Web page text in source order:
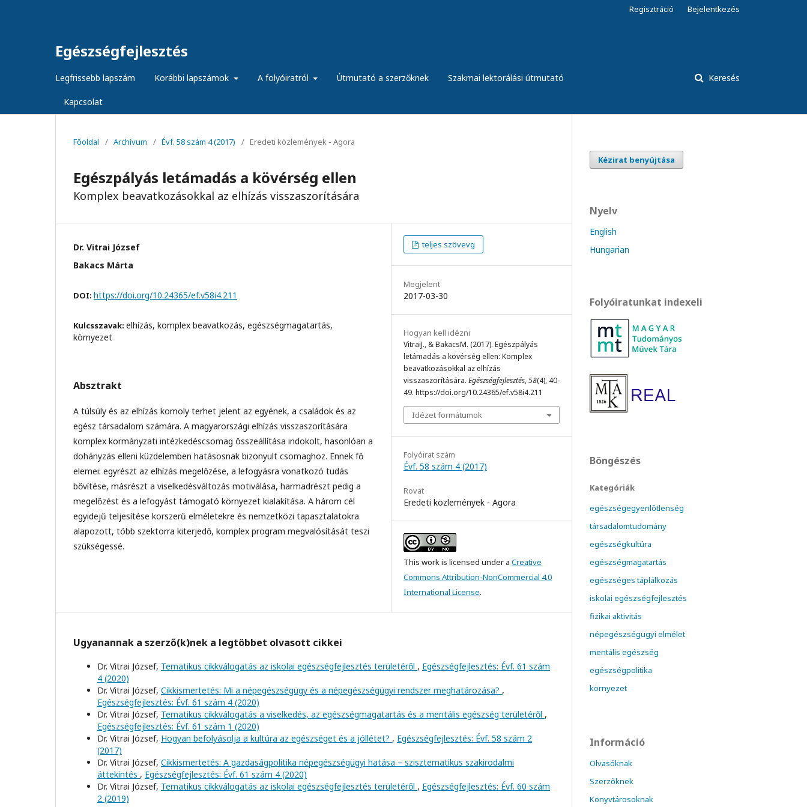
Egészségfejlesztés
Legfrissebb lapszám Korábbi lapszámok A folyóiratról Útmutató a szerzőknek Szakmai lektorálási útmutató
Kapcsolat
Keresés
Regisztráció Bejelentkezés
Főoldal / Archívum / Évf. 58 szám 4 (2017) / Eredeti közlemények - Agora
Egészpályás letámadás a kövérség ellen
Komplex beavatkozásokkal az elhízás visszaszorítására
Dr. Vitrai József
Bakacs Márta
DOI: https://doi.org/10.24365/ef.v58i4.211
Kulcsszavak: elhízás, komplex beavatkozás, egészségmagatartás,
környezet
Absztrakt
A túlsúly és az elhízás komoly terhet jelent az egyének, a családok és az
egész társadalom számára. A magyarországi elhízás visszaszorítására
komplex kormányzati intézkedéscsomag összeállítása indokolt, hasonlóan a
dohányzás elleni küzdelemben hatásosnak bizonyult csomaghoz. Ennek fő
elemei: egyrészt az elhízás megelőzése, a lefogyásra vonatkozó tudás
bővítése, másrészt a viselkedésváltozás motiválása, harmadrészt pedig a
megelőzést és a lefogyást támogató környezet kialakítása. A három cél
egyidejű teljesítése korszerű elméletekre és nemzetközi tapasztalatokra
alapozott, több szektorra kiterjedő, komplex program megvalósítását teszi
szükségessé.
teljes szövevg
Megjelent
2017-03-30
Hogyan kell idézni
VitraiJ., & BakacsM. (2017). Egészpályás
letámadás a kövérség ellen: Komplex
beavatkozásokkal az elhízás
visszaszorítására. Egészségfejlesztés,58(4), 40-
49. https://doi.org/10.24365/ef.v58i4.211
Idézet formátumok
Folyóirat szám
Évf. 58 szám 4 (2017)
Rovat
Eredeti közlemények - Agora
This work is licensed under a Creative
Commons Attribution-NonCommercial 4.0
International License.
Ugyanannak a szerző(k)nek a legtöbbet olvasott cikkei
Dr. Vitrai József, Tematikus cikkválogatás az iskolai egészségfejlesztés területéről , Egészségfejlesztés: Évf. 61 szám
4 (2020)
Dr. Vitrai József, Cikkismertetés: Mi a népegészségügy és a népegészségügyi rendszer meghatározása? ,
Egészségfejlesztés: Évf. 61 szám 4 (2020)
Dr. Vitrai József, Tematikus cikkválogatás a viselkedés, az egészségmagatartás és a mentális egészség területéről ,
Egészségfejlesztés: Évf. 61 szám 1 (2020)
Dr. Vitrai József, Hogyan befolyásolja a kultúra az egészséget és a jóllétet? , Egészségfejlesztés: Évf. 58 szám 2
(2017)
Dr. Vitrai József, Cikkismertetés: A gazdaságpolitika népegészségügyi hatása – szisztematikus szakirodalmi
áttekintés , Egészségfejlesztés: Évf. 61 szám 4 (2020)
Dr. Vitrai József, Tematikus cikkválogatás az iskolai egészségfejlesztés területéről , Egészségfejlesztés: Évf. 60 szám
2 (2019)
Kézirat benyújtása
Nyelv
English
Hungarian
Folyóiratunkat indexeli
Böngészés
Kategóriák
egészségegyenlőtlenség
társadalomtudomány
egészségkultúra
egészségmagatartás
egészséges táplálkozás
iskolai egészségfejlesztés
fizikai aktivitás
népegészségügyi elmélet
mentális egészség
egészségpolitika
környezet
Információ
Olvasóknak
Szerzőknek
Könyvtárosoknak